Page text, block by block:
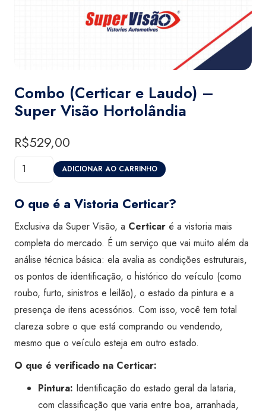
Combo (Certicar e Laudo) –
Super Visão Hortolândia
R$529,00
Combo
e
Laudo)
-
Super
Visão
Hortolândia
quantidade
ADICIONAR AO CARRINHO
O que é a Vistoria Certicar?
Exclusiva da Super Visão, a Certicar é a vistoria mais
completa do mercado. É um serviço que vai muito além da
análise técnica básica: ela avalia as condições estruturais,
os pontos de identificação, o histórico do veículo (como
roubo, furto, sinistros e leilão), o estado da pintura e a
presença de itens acessórios. Com isso, você tem total
clareza sobre o que está comprando ou vendendo,
mesmo que o veículo esteja em outro estado.
O que é verificado na Certicar:
Pintura: Identificação do estado geral da lataria,
com classificação que varia entre boa, arranhada,